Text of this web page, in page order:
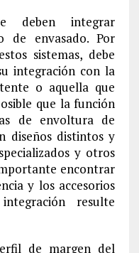
deben integrar
de envasado. Por
sistemas, debe
integración con la
o aquella que
que la función
de envoltura de
diseños distintos y
y otros
encontrar
y los accesorios
resulte
de margen del